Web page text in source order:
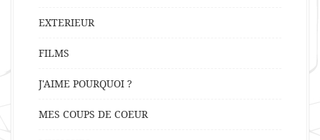
EXTERIEUR
FILMS
J'AIME POURQUOI ?
MES COUPS DE COEUR